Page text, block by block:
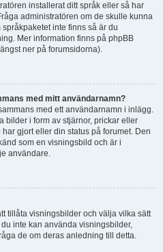
installerat ditt språk eller så har
administratören om de skulle kunna
inte finns så är du
Mer information finns på phpBB
ner på forumsidorna).
med mitt användarnamn?
med ett användarnamn i inlägg.
bilder i form av stjärnor, prickar eller
gjort eller din status på forumet. Den
som en visningsbild och är i
användare.
tillåta visningsbilder och välja vilka sätt
inte kan använda visningsbilder,
de om deras anledning till detta.